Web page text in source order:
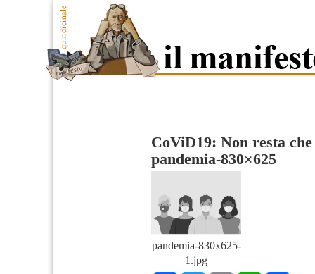
CoViD19: Non resta
pandemia-830×625
pandemia-830x625-
1.jpg